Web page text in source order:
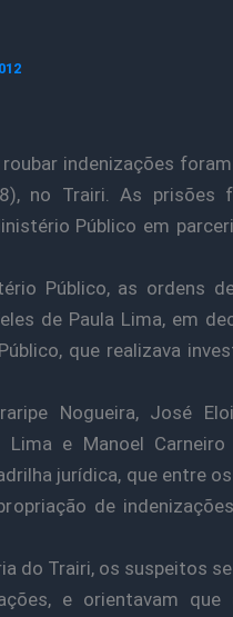
indenizações
no Trairi. As prisões
Público em
Público, as ordens
de Paula Lima, em
que realizava
Nogueira, José
Lima e Manoel
jurídica, que entre
de
do Trairi, os suspeitos
e orientavam que